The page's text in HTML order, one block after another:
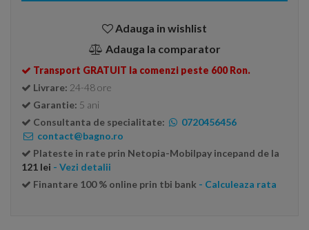
Adauga in wishlist
Adauga la comparator
Transport GRATUIT la comenzi peste 600 Ron.
Livrare: 24-48 ore
Garantie: 5 ani
Consultanta de specialitate:
0720456456
contact@bagno.ro
Plateste in rate prin Netopia-Mobilpay incepand de la
121 lei - Vezi detalii
Finantare 100 % online prin tbi bank - Calculeaza rata